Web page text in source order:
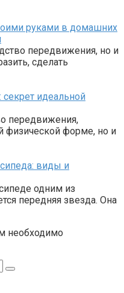
руками в домашних
передвижения, но и
сделать
секрет идеальной
передвижения,
физической форме, но и
виды и
одним из
передняя звезда. Она
необходимо